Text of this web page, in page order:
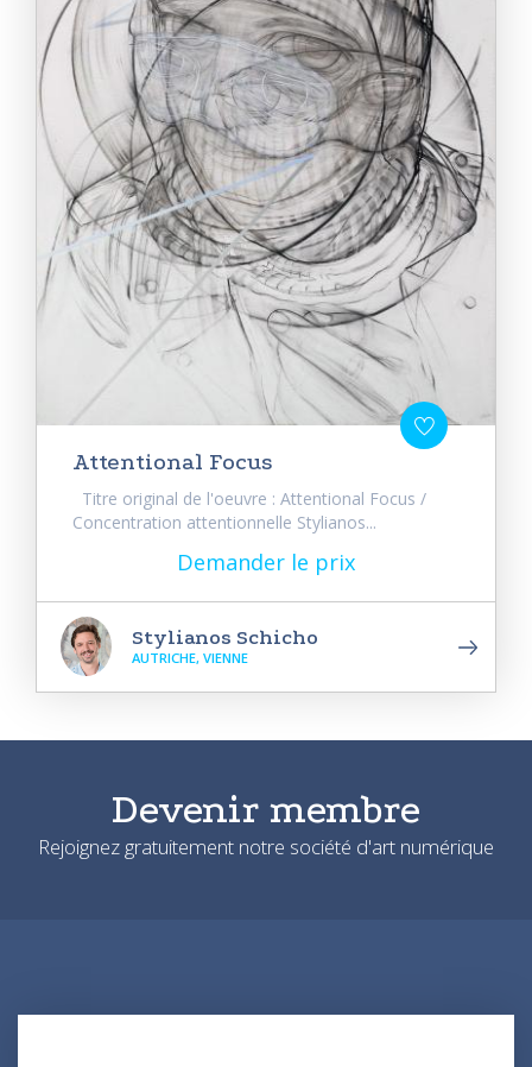
Attentional Focus
Titre original de l'oeuvre : Attentional Focus /
Concentration attentionnelle Stylianos...
Demander le prix
Stylianos Schicho
AUTRICHE, VIENNE
Devenir membre
Rejoignez gratuitement notre société d'art numérique